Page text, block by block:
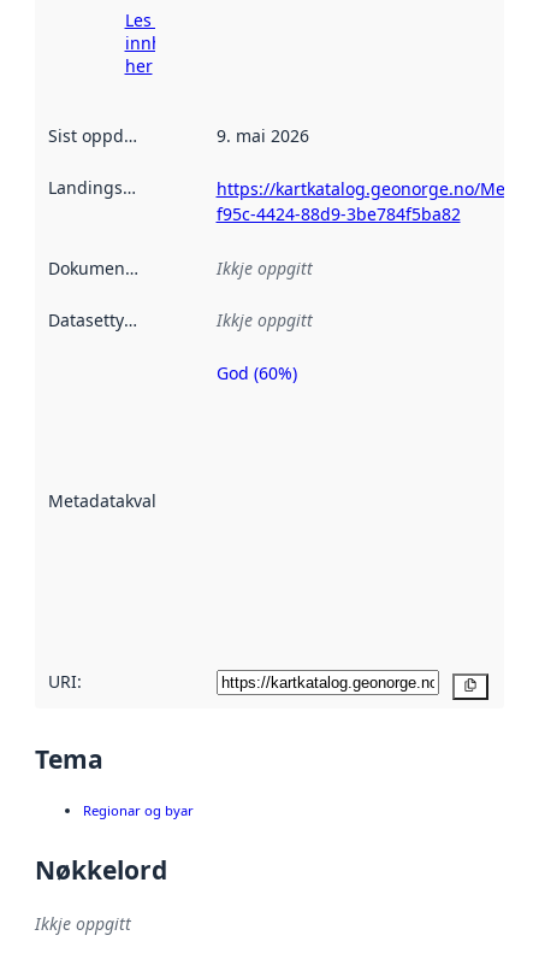
Les meir om
innhenting
her
Sist oppdatert 9. mai 2026
Landingsside
https://kartkatalog.geonorge.no/
f95c-4424-88d9-3be784f5ba82
Dokumentasjon Ikkje oppgitt
Datasettype Ikkje oppgitt
Metadatakvalitet
Metadatakvalitet
God (60%)
URI:
Tema
Regionar og byar
Nøkkelord
Ikkje oppgitt